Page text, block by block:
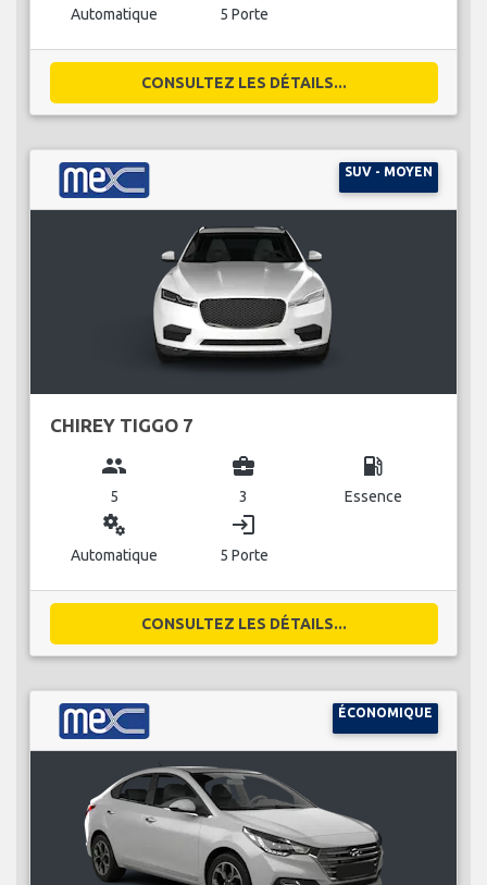
Automatique 5 Porte
CONSULTEZ LES DÉTAILS...
SUV - MOYEN
CHIREY TIGGO 7
group
5
business_center
3
local_gas_station
Essence
miscellaneous_services
Automatique
login
5 Porte
CONSULTEZ LES DÉTAILS...
ÉCONOMIQUE